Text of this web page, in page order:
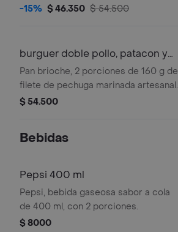
marinada grille, ctomate, cebolla,
acompañada de gaseosa personal de
250 ml.
-15% $ 46.350 $ 54.500
burguer doble pollo, patacon y
bebida
Pan brioche, 2 porciones de 160 g de
filete de pechuga marinada artesanal
lechuga, tomate, queso americano,
de 4 patacones de platano verde frito
$ 54.500
Bebidas
Pepsi 400 ml
Pepsi, bebida gaseosa sabor a cola
de 400 ml, con 2 porciones.
$ 8000